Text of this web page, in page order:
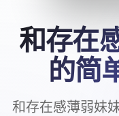
和存在
的简
和存在感薄弱妹